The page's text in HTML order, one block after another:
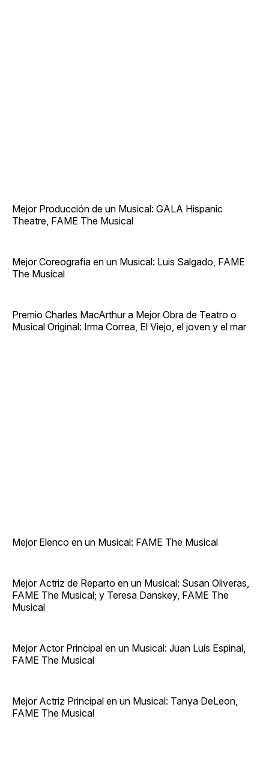
Mejor Producción de un Musical: GALA Hispanic
Theatre, FAME The Musical
Mejor Coreografía en un Musical: Luis Salgado, FAME
The Musical
Premio Charles MacArthur a Mejor Obra de Teatro o
Musical Original: Irma Correa, El Viejo, el joven y el mar
Mejor Elenco en un Musical: FAME The Musical
Mejor Actriz de Reparto en un Musical: Susan Oliveras,
FAME The Musical; y Teresa Danskey, FAME The
Musical
Mejor Actor Principal en un Musical: Juan Luis Espinal,
FAME The Musical
Mejor Actriz Principal en un Musical: Tanya DeLeon,
FAME The Musical